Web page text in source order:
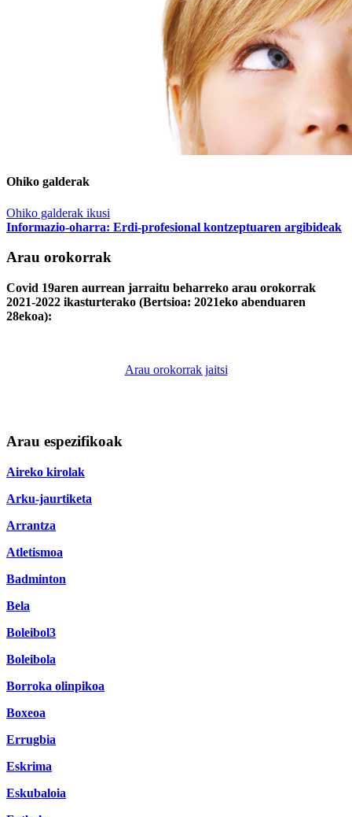
Ohiko galderak
Ohiko galderak ikusi
Informazio-oharra: Erdi-profesional kontzeptuaren argibideak
Arau orokorrak
Covid 19aren aurrean jarraitu beharreko arau orokorrak
2021-2022 ikasturterako (Bertsioa: 2021eko abenduaren
28ekoa):
Arau orokorrak jaitsi
Arau espezifikoak
Aireko kirolak
Arku-jaurtiketa
Arrantza
Atletismoa
Badminton
Bela
Boleibol3
Boleibola
Borroka olinpikoa
Boxeoa
Errugbia
Eskrima
Eskubaloia